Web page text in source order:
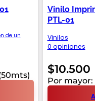
de un
Vinilo
PTL-01
Vinilos
0 opiniones
$10.500
Por mayor: